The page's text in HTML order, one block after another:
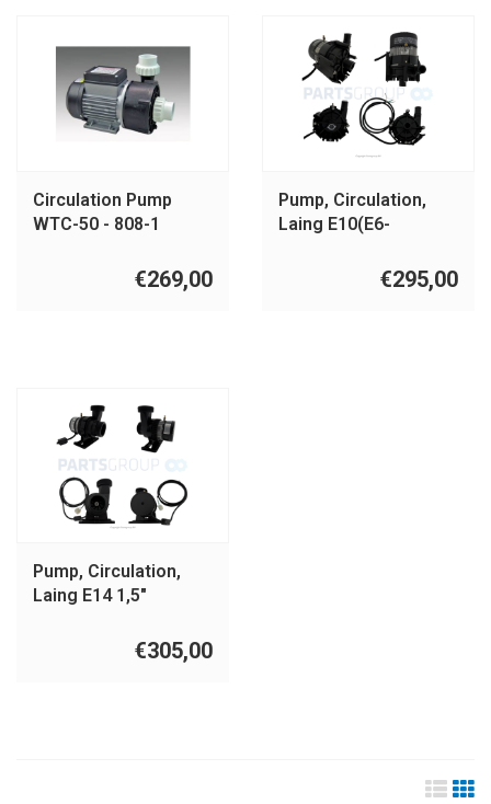
Circulation Pump
WTC-50 - 808-1
€269,00
Pump, Circulation,
Laing E10(E6-
€295,00
Pump, Circulation,
Laing E14 1,5"
€305,00